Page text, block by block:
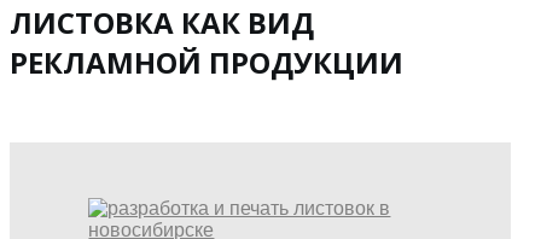
ЛИСТОВКА КАК ВИД
РЕКЛАМНОЙ ПРОДУКЦИИ